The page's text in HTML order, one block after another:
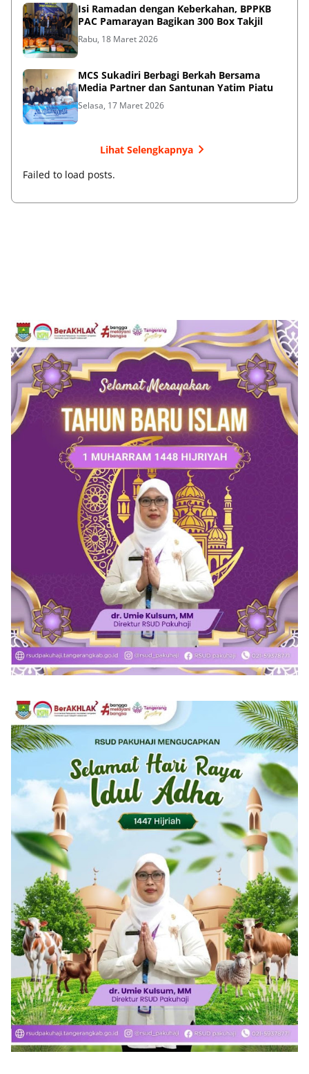
Isi Ramadan dengan Keberkahan, BPPKB
PAC Pamarayan Bagikan 300 Box Takjil
Rabu, 18 Maret 2026
MCS Sukadiri Berbagi Berkah Bersama
Media Partner dan Santunan Yatim Piatu
Selasa, 17 Maret 2026
Lihat Selengkapnya
Failed to load posts.